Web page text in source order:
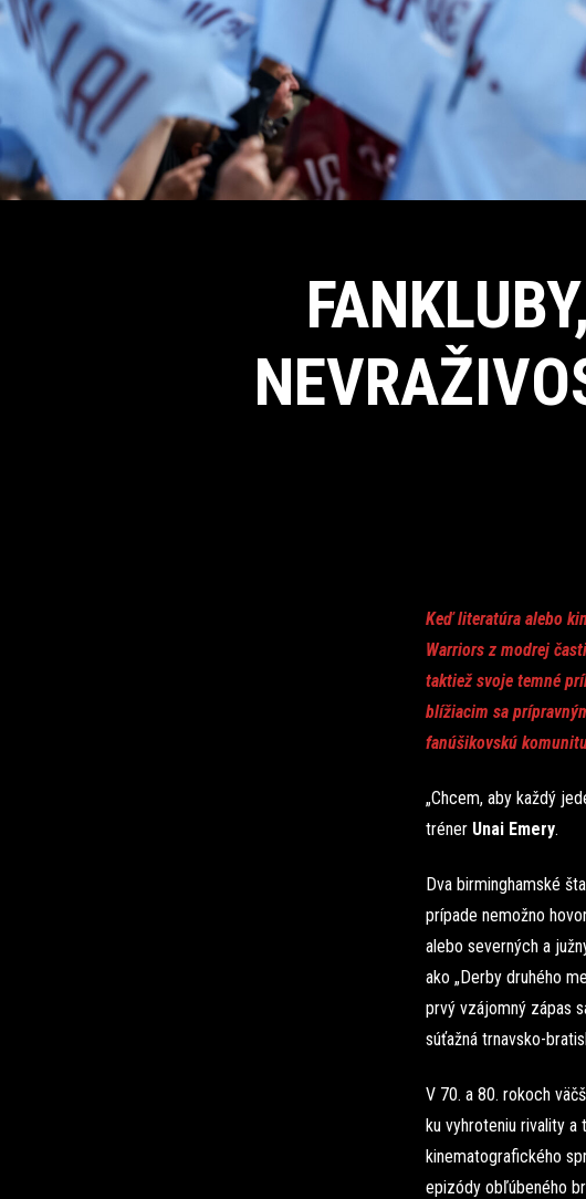
Keď literatúra alebo
Warriors z modrej
taktiež svoje temné
blížiacim sa
fanúšikovskú
„Chcem, aby každý
tréner Unai Emery.
Dva birminghamské
prípade nemožno
alebo severných a
ako „Derby druhého
prvý vzájomný zápas
súťažná trnavsko-
V 70. a 80. rokoch
ku vyhroteniu rivality a
kinematografického
epizódy obľúbeného